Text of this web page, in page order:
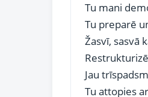
Tu mani
Tu preparē
Žasvī, sasvā
Jau
Tu attopies